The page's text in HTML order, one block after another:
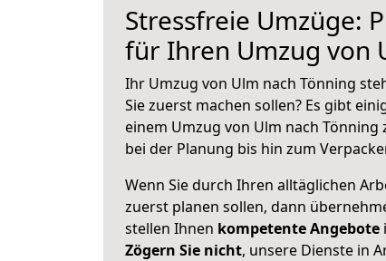
Stressfreie Umzüge:
für Ihren Umzug von
Ihr Umzug von Ulm nach Tönning
Sie zuerst machen sollen? Es gibt
einem Umzug von Ulm nach Tönning
bei der Planung bis hin zum
Wenn Sie durch Ihren alltäglichen
zuerst planen sollen, dann
stellen Ihnen kompetente Angebote
Zögern Sie nicht, unsere Dienste in